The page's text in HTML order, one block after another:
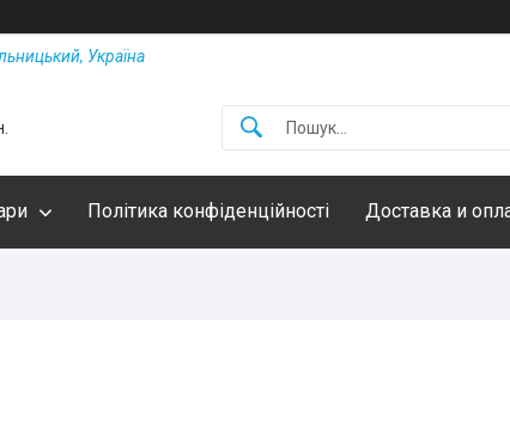
Україна
Політика конфіденційності Доставка и